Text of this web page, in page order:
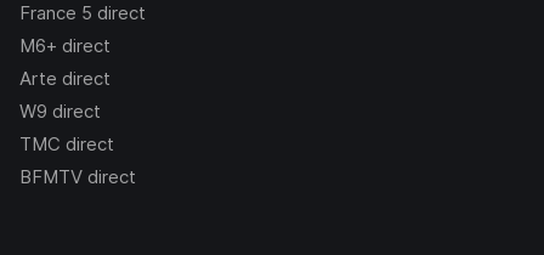
France 5 direct
M6+ direct
Arte direct
W9 direct
TMC direct
BFMTV direct